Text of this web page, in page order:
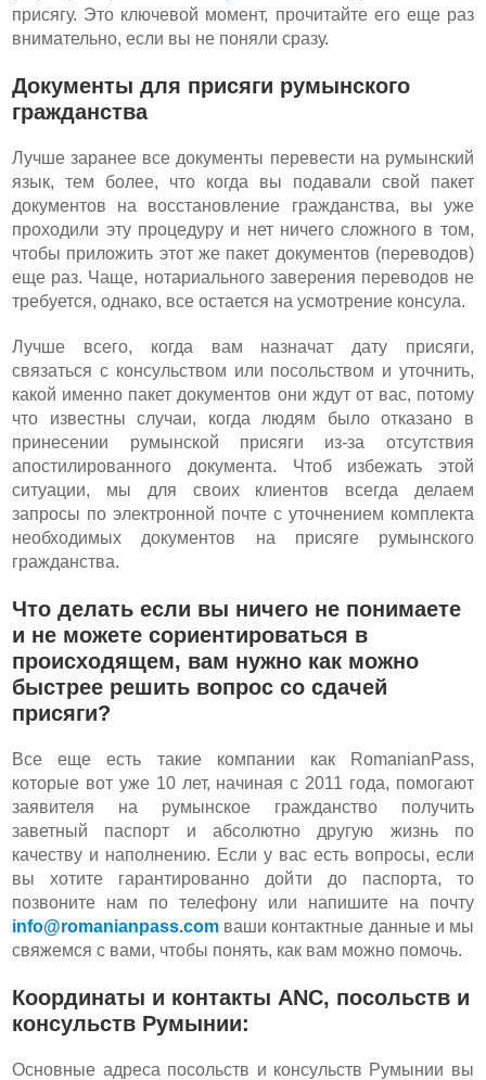
присягу. Это ключевой момент, прочитайте его еще раз
внимательно, если вы не поняли сразу.
Документы для присяги румынского
гражданства
Лучше заранее все документы перевести на румынский
язык, тем более, что когда вы подавали свой пакет
документов на восстановление гражданства, вы уже
проходили эту процедуру и нет ничего сложного в том,
чтобы приложить этот же пакет документов (переводов)
еще раз. Чаще, нотариального заверения переводов не
требуется, однако, все остается на усмотрение консула.
Лучше всего, когда вам назначат дату присяги,
связаться с консульством или посольством и уточнить,
какой именно пакет документов они ждут от вас, потому
что известны случаи, когда людям было отказано в
принесении румынской присяги из-за отсутствия
апостилированного документа. Чтоб избежать этой
ситуации, мы для своих клиентов всегда делаем
запросы по электронной почте с уточнением комплекта
необходимых документов на присяге румынского
гражданства.
Что делать если вы ничего не понимаете
и не можете сориентироваться в
происходящем, вам нужно как можно
быстрее решить вопрос со сдачей
присяги?
Все еще есть такие компании как RomanianPass,
которые вот уже 10 лет, начиная с 2011 года, помогают
заявителя на румынское гражданство получить
заветный паспорт и абсолютно другую жизнь по
качеству и наполнению. Если у вас есть вопросы, если
вы хотите гарантированно дойти до паспорта, то
позвоните нам по телефону или напишите на почту
info@romanianpass.com ваши контактные данные и мы
свяжемся с вами, чтобы понять, как вам можно помочь.
Координаты и контакты ANC, посольств и
консульств Румынии:
Основные адреса посольств и консульств Румынии вы